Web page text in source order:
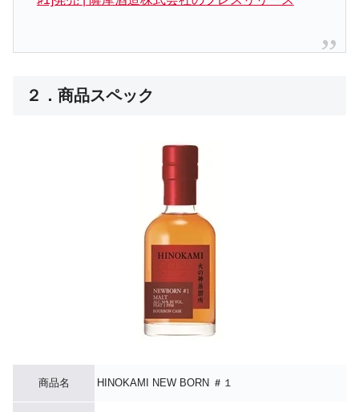
２．商品スペック
商品名 HINOKAMI NEW BORN ＃１